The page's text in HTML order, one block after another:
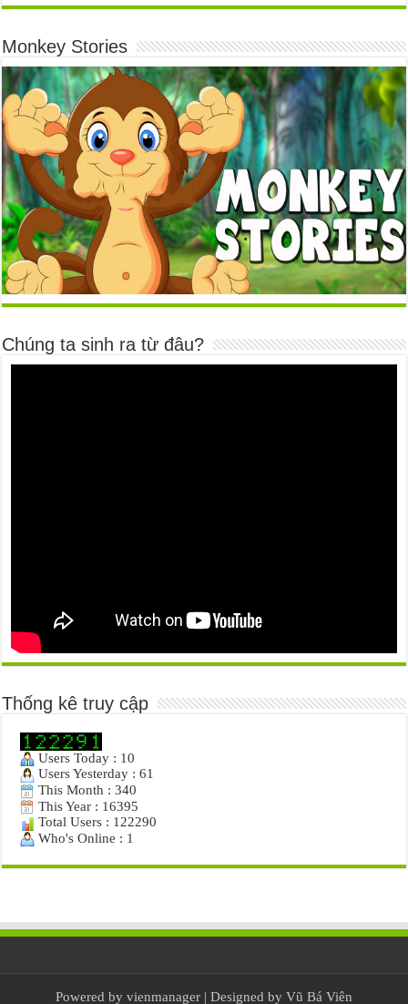
Monkey Stories
Chúng ta sinh ra từ đâu?
Thống kê truy cập
Users Today : 10
Users Yesterday : 61
This Month : 340
This Year : 16395
Total Users : 122290
Who's Online : 1
Powered by vienmanager | Designed by Vũ Bá Viên